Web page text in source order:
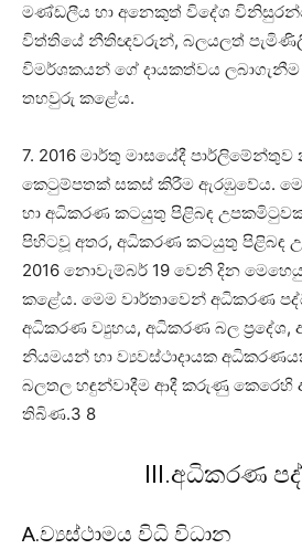
මණ්ඩලීය හා අනෙකුත් විදේශ
විත්තියේ නීතිඥවරුන්, බලයලත් පැමිණිලි
විමර්ශකයන් ගේ දායකත්වය
තහවුරු කළේය.
7. 2016 මාර්තු මාසයේදී
කෙටුම්පතක් සකස් කිරීම ඇරඹුවේය.
හා අධිකරණ කටයුතු පිළිබඳ
පිහිටවූ අතර, අධිකරණ කටයුතු පිළිබඳ
2016 නොවැම්බර් 19 වෙනි දින
කළේය. මෙම වාර්තාවෙන් අධිකරණ
අධිකරණ ව්‍යුහය, අධිකරණ බල
නියමයන් හා ව්‍යවස්ථාදායක
බලතල හඳුන්වාදීම ආදී කරුණු කෙරෙහි
තිබිණ.3 8
III.අධිකරණ
A.ව්‍යස්ථාමය විධි විධාන